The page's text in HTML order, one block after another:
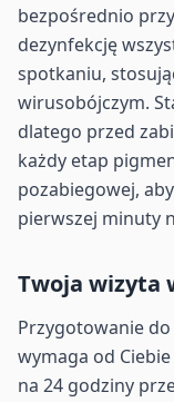
bezpośrednio
dezynfekcję
spotkaniu,
wirusobójczym.
dlatego przed
każdy etap
pozabiegowej,
pierwszej minuty
Twoja wizyta
Przygotowanie
wymaga od
na 24 godziny